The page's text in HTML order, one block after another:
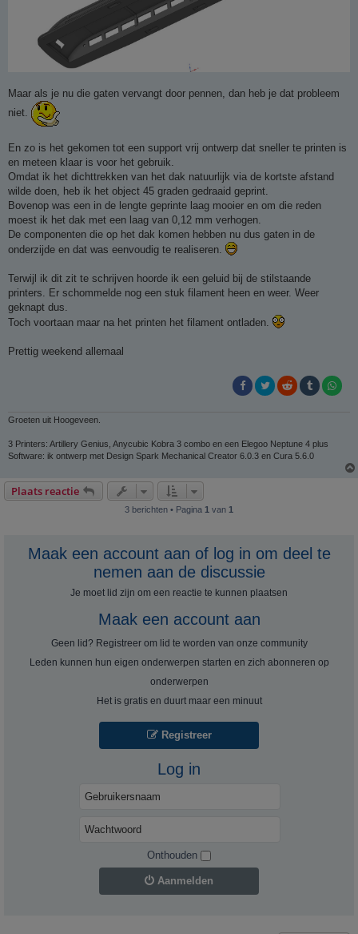
Maar als je nu die gaten vervangt door pennen, dan heb je dat probleem
niet.
En zo is het gekomen tot een support vrij ontwerp dat sneller te printen is
en meteen klaar is voor het gebruik.
Omdat ik het dichttrekken van het dak natuurlijk via de kortste afstand
wilde doen, heb ik het object 45 graden gedraaid geprint.
Bovenop was een in de lengte geprinte laag mooier en om die reden
moest ik het dak met een laag van 0,12 mm verhogen.
De componenten die op het dak komen hebben nu dus gaten in de
onderzijde en dat was eenvoudig te realiseren.
Terwijl ik dit zit te schrijven hoorde ik een geluid bij de stilstaande
printers. Er schommelde nog een stuk filament heen en weer. Weer
geknapt dus.
Toch voortaan maar na het printen het filament ontladen.
Prettig weekend allemaal
Groeten uit Hoogeveen.
3 Printers: Artillery Genius, Anycubic Kobra 3 combo en een Elegoo Neptune 4 plus
Software: ik ontwerp met Design Spark Mechanical Creator 6.0.3 en Cura 5.6.0
Plaats reactie
3 berichten • Pagina 1 van 1
Maak een account aan of log in om deel te
nemen aan de discussie
Je moet lid zijn om een ​​reactie te kunnen plaatsen
Maak een account aan
Geen lid? Registreer om lid te worden van onze community
Leden kunnen hun eigen onderwerpen starten en zich abonneren op
onderwerpen
Het is gratis en duurt maar een minuut
Registreer
Log in
Onthouden
Aanmelden